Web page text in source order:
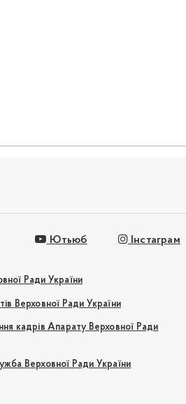
Ютьюб Інстаграм
Ради України
Верховної Ради України
кадрів Апарату Верховної Ради
Верховної Ради України